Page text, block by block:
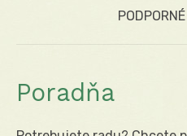
Next
Poradňa